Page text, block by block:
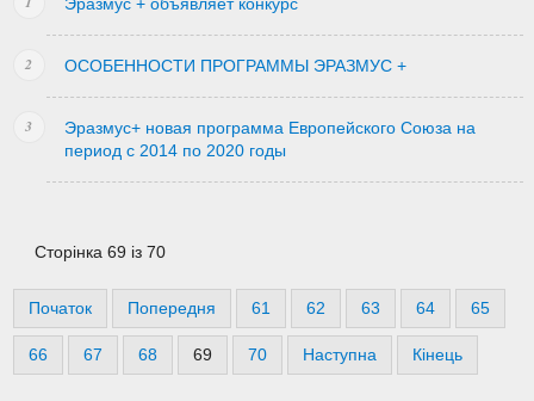
Эразмус + объявляет конкурс
ОСОБЕННОСТИ ПРОГРАММЫ ЭРАЗМУС +
Эразмус+ новая программа Европейского Союза на
период с 2014 по 2020 годы
Сторінка 69 із 70
Початок Попередня 61 62 63 64 65
66 67 68 69 70 Наступна Кінець